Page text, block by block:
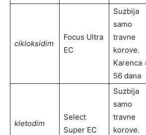
cikloksidim
Focus Ultra
EC
Suzbija
samo
travne
korove.
Karenca
56 dana
kletodim
Select
Super EC
Suzbija
samo
travne
korove.